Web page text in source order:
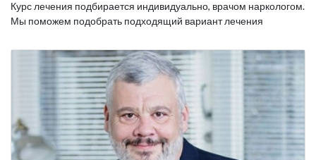
Курс лечения подбирается индивидуально, врачом наркологом.
Мы поможем подобрать подходящий вариант лечения